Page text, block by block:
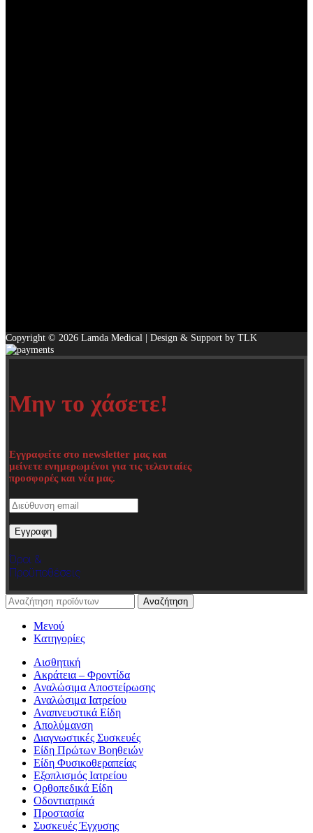
Copyright © 2026 Lamda Medical | Design & Support by TLK
Μην το χάσετε!
Εγγραφείτε στο newsletter μας και
μείνετε ενημερωμένοι για τις τελευταίες
προσφορές και νέα μας.
Όροι &
Προϋποθέσεις
Αναζήτηση
Μενού
Κατηγορίες
Αισθητική
Ακράτεια – Φροντίδα
Αναλώσιμα Αποστείρωσης
Αναλώσιμα Ιατρείου
Αναπνευστικά Είδη
Απολύμανση
Διαγνωστικές Συσκευές
Είδη Πρώτων Βοηθειών
Είδη Φυσικοθεραπείας
Εξοπλισμός Ιατρείου
Ορθοπεδικά Είδη
Οδοντιατρικά
Προστασία
Συσκευές Έγχυσης